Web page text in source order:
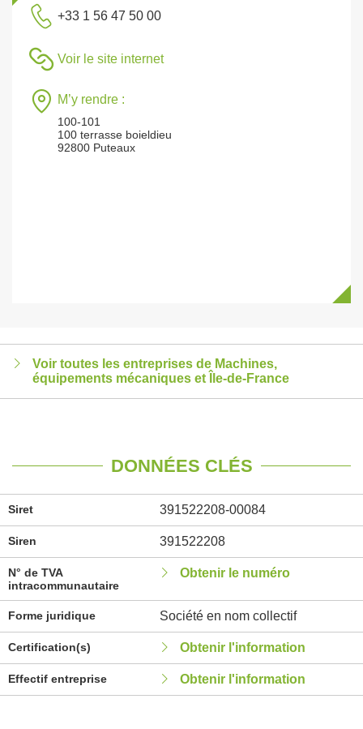
+33 1 56 47 50 00
Voir le site internet
M’y rendre :
100-101
100 terrasse boieldieu
92800 Puteaux
Voir toutes les entreprises de Machines,
équipements mécaniques et Île-de-France
DONNÉES CLÉS
Siret 391522208-00084
Siren 391522208
N° de TVA
intracommunautaire
Obtenir le numéro
Forme juridique Société en nom collectif
Certification(s) Obtenir l'information
Effectif entreprise Obtenir l'information